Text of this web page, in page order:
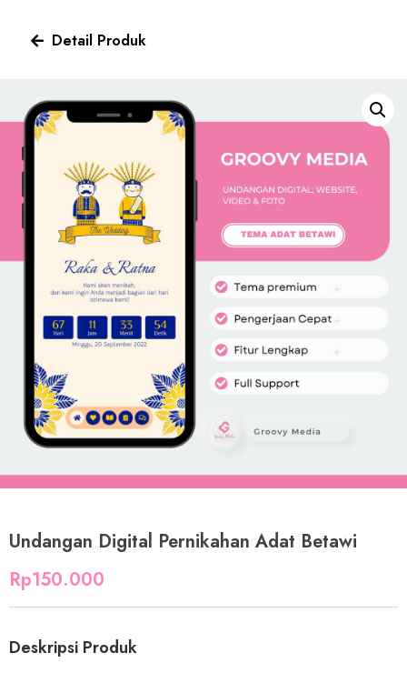
Detail Produk
Undangan Digital Pernikahan Adat Betawi
Rp150.000
Deskripsi Produk